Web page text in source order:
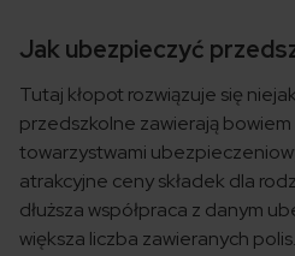
Jak ubezpieczyć
Tutaj kłopot rozwiązuje się
przedszkolne zawierają
towarzystwami
atrakcyjne ceny składek dla
dłuższa współpraca z danym
większa liczba zawieranych